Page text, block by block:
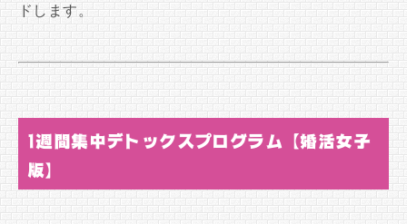
ドします。
1週間集中デトックスプログラム【婚活女子
版】